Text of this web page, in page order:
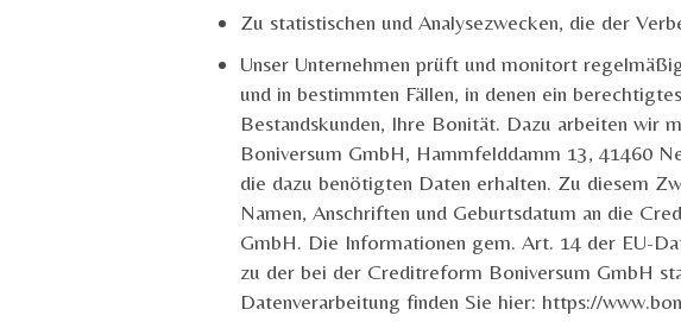
Zu statistischen und Analysezwecken, die der
Unser Unternehmen prüft und monitort
und in bestimmten Fällen, in denen ein
Bestandskunden, Ihre Bonität. Dazu arbeiten wir
Boniversum GmbH, Hammfelddamm 13, 41460
die dazu benötigten Daten erhalten. Zu diesem
Namen, Anschriften und Geburtsdatum an die
GmbH. Die Informationen gem. Art. 14 der EU-
zu der bei der Creditreform Boniversum GmbH
Datenverarbeitung finden Sie hier: https://